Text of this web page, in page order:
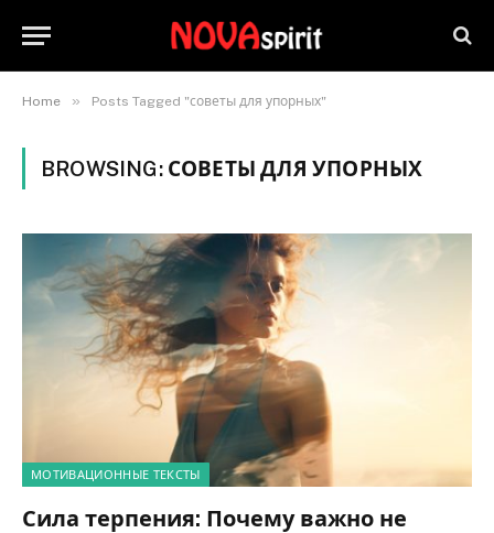
Home » Posts Tagged "советы для упорных"
BROWSING: СОВЕТЫ ДЛЯ УПОРНЫХ
МОТИВАЦИОННЫЕ ТЕКСТЫ
Сила терпения: Почему важно не